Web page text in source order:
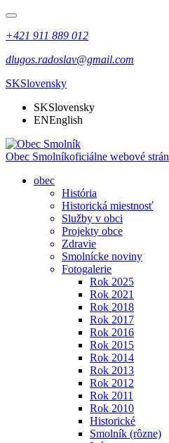
+421 911 889 012
dlugos.radoslav@gmail.com
SKSlovensky
SKSlovensky
ENEnglish
Obec Smolníkoficiálne webové
obec
História
Historická miestnosť
Služby v obci
Projekty obce
Zdravie
Smolnícke noviny
Fotogalerie
Rok 2025
Rok 2021
Rok 2018
Rok 2017
Rok 2016
Rok 2015
Rok 2014
Rok 2013
Rok 2012
Rok 2011
Rok 2010
Historické
Smolník (rôzne)